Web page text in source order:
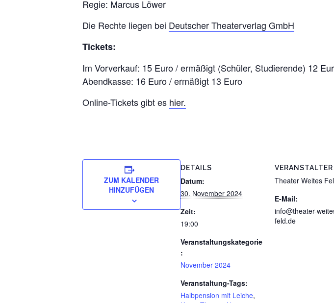
Regie: Marcus Löwer
Die Rechte liegen bei Deutscher Theaterverlag GmbH
Tickets:
Im Vorverkauf: 15 Euro / ermäßigt (Schüler, Studierende) 12
Abendkasse: 16 Euro / ermäßigt 13 Euro
Online-Tickets gibt es hier.
ZUM KALENDER
HINZUFÜGEN
DETAILS
Datum:
30. November 2024
Zeit:
19:00
Veranstaltungskategorie
:
November 2024
Veranstaltung-Tags:
Halbpension mit Leiche,
VERANSTALTER
Theater Weites
E-Mail:
info@theater-
feld.de